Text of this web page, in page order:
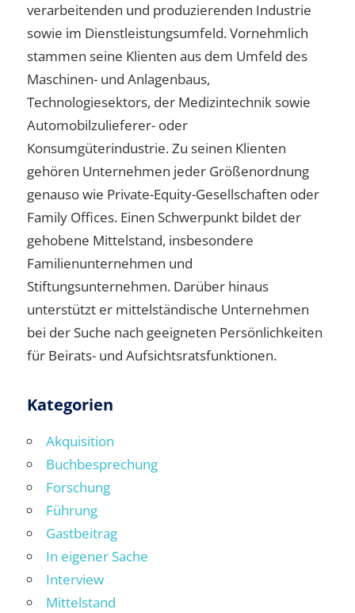
verarbeitenden und produzierenden Industrie
sowie im Dienstleistungsumfeld. Vornehmlich
stammen seine Klienten aus dem Umfeld des
Maschinen- und Anlagenbaus,
Technologiesektors, der Medizintechnik sowie
Automobilzulieferer- oder
Konsumgüterindustrie. Zu seinen Klienten
gehören Unternehmen jeder Größenordnung
genauso wie Private-Equity-Gesellschaften oder
Family Offices. Einen Schwerpunkt bildet der
gehobene Mittelstand, insbesondere
Familienunternehmen und
Stiftungsunternehmen. Darüber hinaus
unterstützt er mittelständische Unternehmen
bei der Suche nach geeigneten Persönlichkeiten
für Beirats- und Aufsichtsratsfunktionen.
Kategorien
Akquisition
Buchbesprechung
Forschung
Führung
Gastbeitrag
In eigener Sache
Interview
Mittelstand